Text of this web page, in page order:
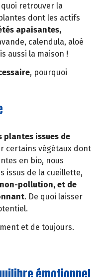
retrouver la
dont les actifs
apaisantes,
calendula, aloé
aussi la maison !
, pourquoi
plantes issues de
certains végétaux dont
en bio, nous
issus de la cueillette,
pollution, et de
. De quoi laisser
et de toujours.